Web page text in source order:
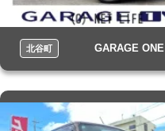
北谷町 GARAGE ONE